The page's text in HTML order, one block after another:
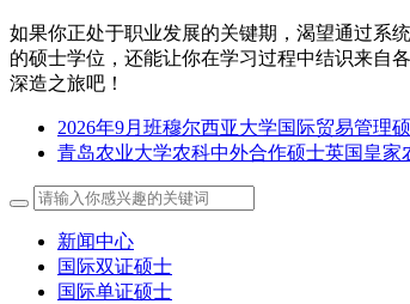
如果你正处于职业发展的关键期，渴望通过系
的硕士学位，还能让你在学习过程中结识来自
深造之旅吧！
2026年9月班穆尔西亚大学国际贸易管理
青岛农业大学农科中外合作硕士英国皇家
新闻中心
国际双证硕士
国际单证硕士